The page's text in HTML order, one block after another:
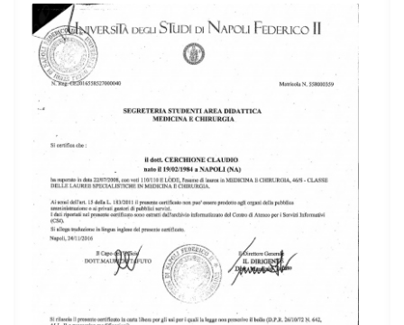
Society of Hematology (ASH), European Hematology
Association (EHA) and Italian Society of Hematology
(SIE).
He is author/co-author of many papers in peer-
reviewed international journals and more than 300
abstracts, presented at national and international
congresses, and is member of Editorial Board or
reviever for several highly cited international journals.
In 2018/2019 he was nominated by EHA as one of the
winners of Clinical Research Training in Hematology.
He is involved in many educational activities at national
and international Hematology conferences, either as
invited speaker or chairman.
Expert in Multiple Myeloma and MGUS, Acute and
Chronic Leukemias, Hodgkin and Non Hodgkin
Lymphomas, Anemia.